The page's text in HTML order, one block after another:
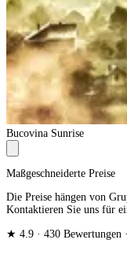
Bucovina Sunrise
Maßgeschneiderte Preise
Die Preise hängen von
Kontaktieren Sie uns für
★ 4.9 · 430 Bewertungen